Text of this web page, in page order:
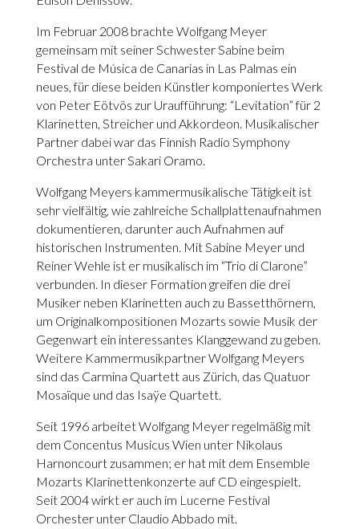
Im Februar 2008 brachte Wolfgang Meyer
gemeinsam mit seiner Schwester Sabine beim
Festival de Música de Canarias in Las Palmas ein
neues, für diese beiden Künstler komponiertes Werk
von Peter Eötvös zur Uraufführung: “Levitation” für 2
Klarinetten, Streicher und Akkordeon. Musikalischer
Partner dabei war das Finnish Radio Symphony
Orchestra unter Sakari Oramo.
Wolfgang Meyers kammermusikalische Tätigkeit ist
sehr vielfältig, wie zahlreiche Schallplattenaufnahmen
dokumentieren, darunter auch Aufnahmen auf
historischen Instrumenten. Mit Sabine Meyer und
Reiner Wehle ist er musikalisch im “Trio di Clarone”
verbunden. In dieser Formation greifen die drei
Musiker neben Klarinetten auch zu Bassetthörnern,
um Originalkompositionen Mozarts sowie Musik der
Gegenwart ein interessantes Klanggewand zu geben.
Weitere Kammermusikpartner Wolfgang Meyers
sind das Carmina Quartett aus Zürich, das Quatuor
Mosaïque und das Isaÿe Quartett.
Seit 1996 arbeitet Wolfgang Meyer regelmäßig mit
dem Concentus Musicus Wien unter Nikolaus
Harnoncourt zusammen; er hat mit dem Ensemble
Mozarts Klarinettenkonzerte auf CD eingespielt.
Seit 2004 wirkt er auch im Lucerne Festival
Orchester unter Claudio Abbado mit.